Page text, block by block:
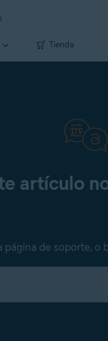
Tienda
artículo
de soporte, o